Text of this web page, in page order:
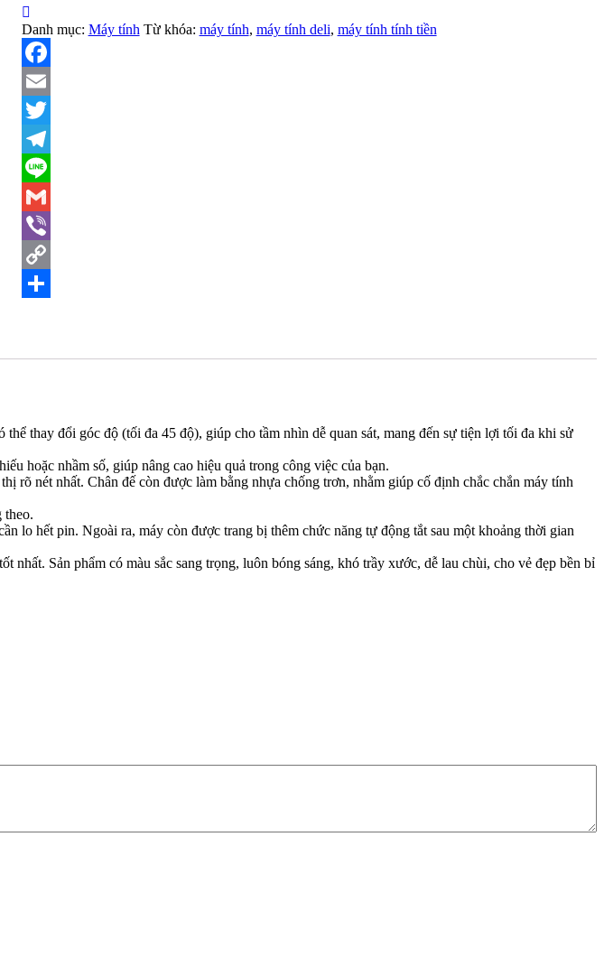
số
lượng
Danh mục: Máy tính Từ khóa: máy tính, máy tính deli, máy tính tính tiền
Facebook
Email
Twitter
Telegram
Line
Gmail
Viber
Copy
thay đổi góc độ (tối đa 45 độ), giúp cho tầm nhìn dễ quan sát, mang đến sự tiện lợi tối đa khi sử
hoặc nhầm số, giúp nâng cao hiệu quả trong công việc của bạn.
nét nhất. Chân đế còn được làm bằng nhựa chống trơn, nhằm giúp cố định chắc chắn máy tính
theo.
lo hết pin. Ngoài ra, máy còn được trang bị thêm chức năng tự động tắt sau một khoảng thời gian
Sản phẩm có màu sắc sang trọng, luôn bóng sáng, khó trầy xước, dễ lau chùi, cho vẻ đẹp bền bỉ